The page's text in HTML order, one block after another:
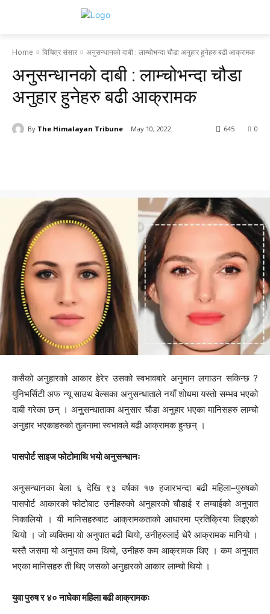
Home विचित्र संसार अनुसन्धानको दाबी : लाम्चोभन्दा चौडा अनुहार हुनेहरु बढी आक्रामक
अनुसन्धानको दाबी : लाम्चोभन्दा चौडा
अनुहार हुनेहरु बढी आक्रामक
By The Himalayan Tribune May 10, 2022 0
645
कसैको अनुहारको आकार हेरेर उसको स्वभावबारे अनुमान लगाउन सकिन्छ ?
युनिभर्सिटी अफ न्यू साउथ वेल्सका अनुसन्धाताले नयाँ शोधमा यस्तो सम्भव भएको
दाबी गरेका छन् । अनुुसन्धाताका अनुसार चौडा अनुहार भएका मानिसहरु लाम्चो
अनुहार भएकाहरुको तुलनामा स्वभावले बढी आक्रामक हुन्छन् ।
पासपोर्ट साइज फोटोमाथि भयो अनुसन्धानः
अनुसन्धानका बेला ६ देखि ९३ वर्षका १७ हजारभन्दा बढी महिला–पुरुषको
पासपोर्ट आकारको फोटोबाट उनीहरुको अनुहारको चौडाई र लम्बाईको अनुपात
निकालियो । यी मानिसहरुबाट आक्रामकताको आधारमा प्रतिक्रिया लिइएको
थियो । जो व्यक्तिमा यो अनुपात बढी थियो, उनीहरुलाई धेरै आक्रामक मानियो ।
यस्तै जसमा यो अनुपात कम थियो, उनीहरु कम आक्रामक थिए । कम अनुपात
भएका मानिसहरु ती थिए जसको अनुहारको आकार लाम्चो थियो ।
युवा पुरुष र ४० नाघेका महिला बढी आक्रामकः